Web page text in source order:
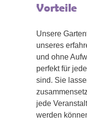
Vorteile
Unsere
unseres
und ohne
perfekt für
sind. Sie
jede
werden